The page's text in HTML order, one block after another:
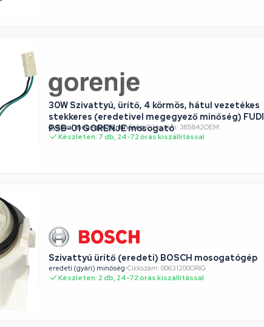
30W Szivattyú, ürítő, 4 körmös, hátul vezetékes
stekkeres (eredetivel megegyező minőség) FUDI
PSB-01 GORENJE mosogató
gyárival megegyező minőség•Cikkszám: 385842OEM
Készleten: 7 db, 24-72 órás kiszállítással
Szivattyú ürítő (eredeti) BOSCH mosogatógép
eredeti (gyári) minőség•Cikkszám: 00631200ORIG
Készleten: 2 db, 24-72 órás kiszállítással